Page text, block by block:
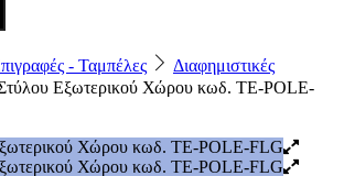
- Ταμπέλες
Διαφημιστικές
Εξωτερικού Χώρου κωδ. TE-POLE-